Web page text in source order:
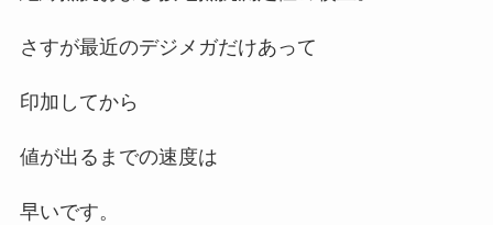
さすが最近のデジメガだけあって
印加してから
値が出るまでの速度は
早いです。